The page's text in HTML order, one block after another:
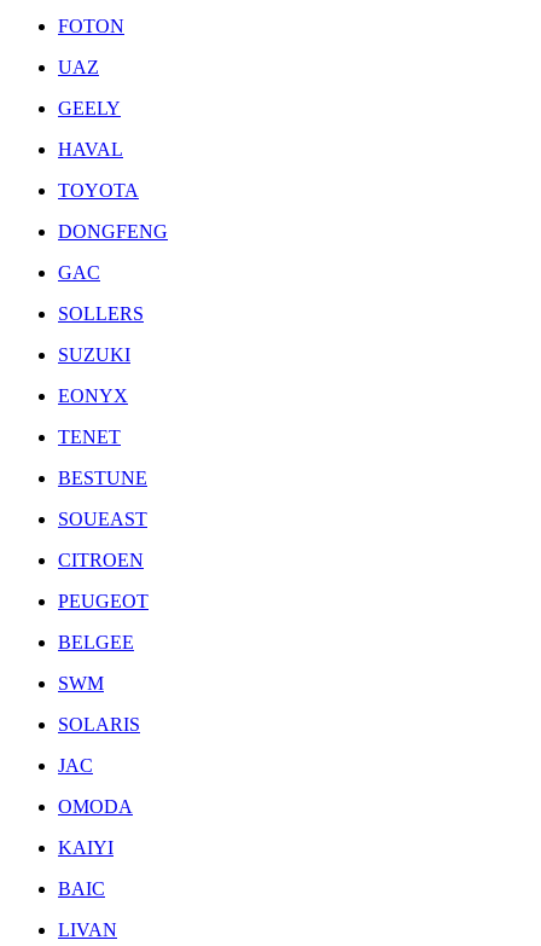
FOTON
UAZ
GEELY
HAVAL
TOYOTA
DONGFENG
GAC
SOLLERS
SUZUKI
EONYX
TENET
BESTUNE
SOUEAST
CITROEN
PEUGEOT
BELGEE
SWM
SOLARIS
JAC
OMODA
KAIYI
BAIC
LIVAN